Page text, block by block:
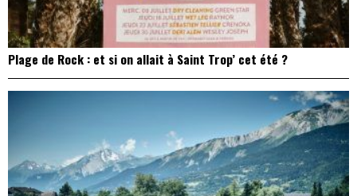
Plage de Rock : et si on allait à Saint Trop’ cet été ?